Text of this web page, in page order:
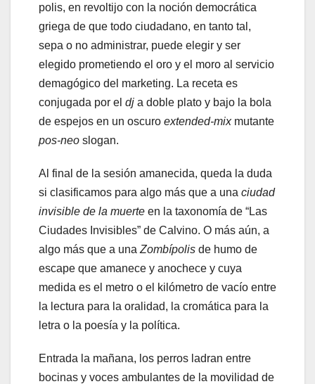
polis, en revoltijo con la noción democrática
griega de que todo ciudadano, en tanto tal,
sepa o no administrar, puede elegir y ser
elegido prometiendo el oro y el moro al servicio
demagógico del marketing. La receta es
conjugada por el dj a doble plato y bajo la bola
de espejos en un oscuro extended-mixmutante
pos-neo slogan.
Al final de la sesión amanecida, queda la duda
si clasificamos para algo más que a una ciudad
invisible de la muerte en la taxonomía de “Las
Ciudades Invisibles” de Calvino. O más aún, a
algo más que a una Zombípolis de humo de
escape que amanece y anochece y cuya
medida es el metro o el kilómetro de vacío entre
la lectura para la oralidad, la cromática para la
letra o la poesía y la política.
Entrada la mañana, los perros ladran entre
bocinas y voces ambulantes de la movilidad de